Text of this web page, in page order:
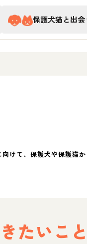
保護犬猫と出会
けて、保護犬や保護猫
たいこと